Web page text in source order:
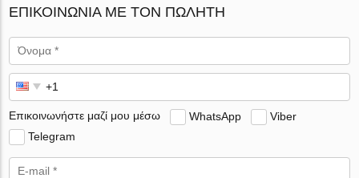
ΕΠΙΚΟΙΝΩΝΊΑ ΜΕ ΤΟΝ ΠΩΛΗΤΉ
Επικοινωνήστε μαζί μου μέσω WhatsApp
Viber
Telegram